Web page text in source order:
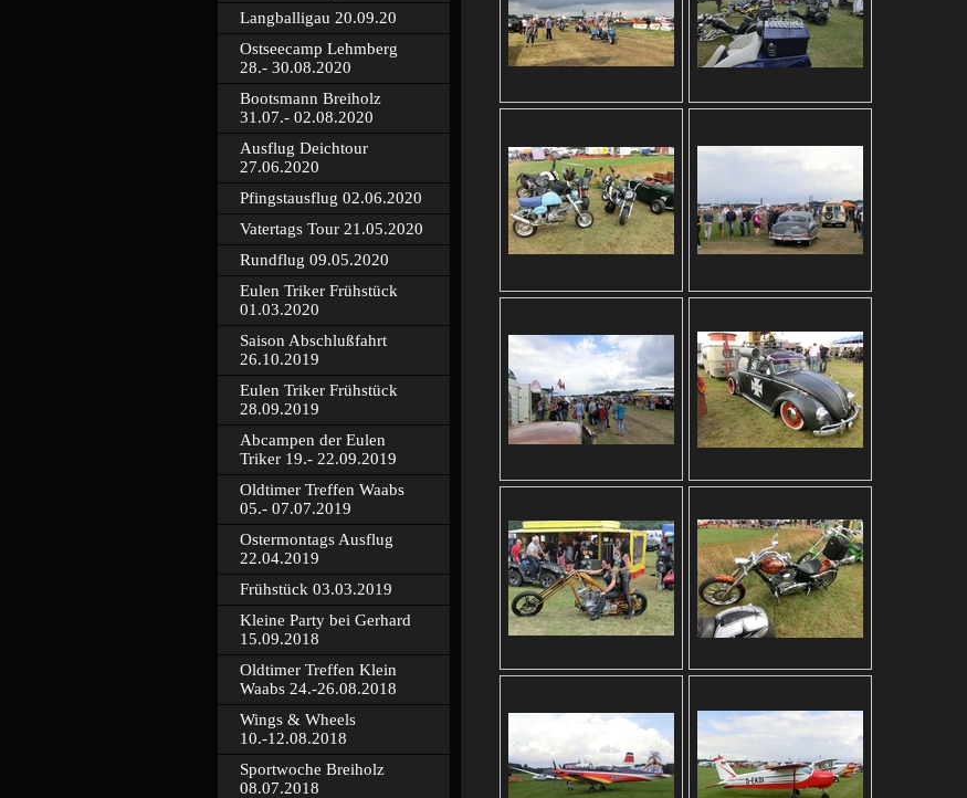
Langballigau 20.09.20
Ostseecamp Lehmberg
28.- 30.08.2020
Bootsmann Breiholz
31.07.- 02.08.2020
Ausflug Deichtour
27.06.2020
Pfingstausflug 02.06.2020
Vatertags Tour 21.05.2020
Rundflug 09.05.2020
Eulen Triker Frühstück
01.03.2020
Saison Abschlußfahrt
26.10.2019
Eulen Triker Frühstück
28.09.2019
Abcampen der Eulen
Triker 19.- 22.09.2019
Oldtimer Treffen Waabs
05.- 07.07.2019
Ostermontags Ausflug
22.04.2019
Frühstück 03.03.2019
Kleine Party bei Gerhard
15.09.2018
Oldtimer Treffen Klein
Waabs 24.-26.08.2018
Wings & Wheels
10.-12.08.2018
Sportwoche Breiholz
08.07.2018